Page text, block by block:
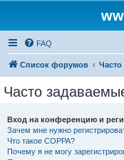
FAQ
Список форумов
Часто
Вход на конференцию и
Зачем мне нужно
Что такое COPPA?
Почему я не могу